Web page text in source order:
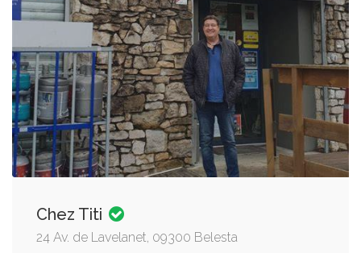
Chez Titi
24 Av. de Lavelanet, 09300 Belesta